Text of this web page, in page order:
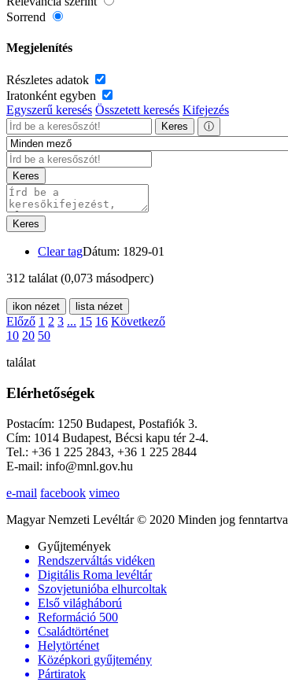
Sorrend
Megjelenítés
Részletes adatok
Iratonként egyben
Egyszerű keresés Összetett keresés Kifejezés
Keres ⓘ
Keres
Keres
Clear tagDátum: 1829-01
312 találat (0,073 másodperc)
ikon nézet lista nézet
Előző 1 2 3 ... 15 16 Következő
10 20 50
találat
Elérhetőségek
Postacím: 1250 Budapest, Postafiók 3.
Cím: 1014 Budapest, Bécsi kapu tér 2-4.
Tel.: +36 1 225 2843, +36 1 225 2844
E-mail: info@mnl.gov.hu
e-mail facebook vimeo
Magyar Nemzeti Levéltár © 2020 Minden jog fenntartva
Gyűjtemények
Rendszerváltás vidéken
Digitális Roma levéltár
Szovjetunióba elhurcoltak
Első világháború
Reformáció 500
Családtörténet
Helytörténet
Középkori gyűjtemény
Pártiratok